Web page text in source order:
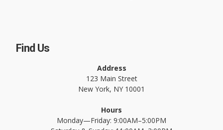
Find Us
Address
123 Main Street
New York, NY 10001
Hours
Monday—Friday: 9:00AM–5:00PM